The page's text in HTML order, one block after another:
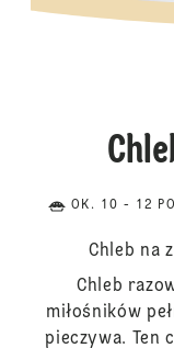
OK. 10 - 12
Chleb na
Chleb
miłośników
pieczywa. Ten